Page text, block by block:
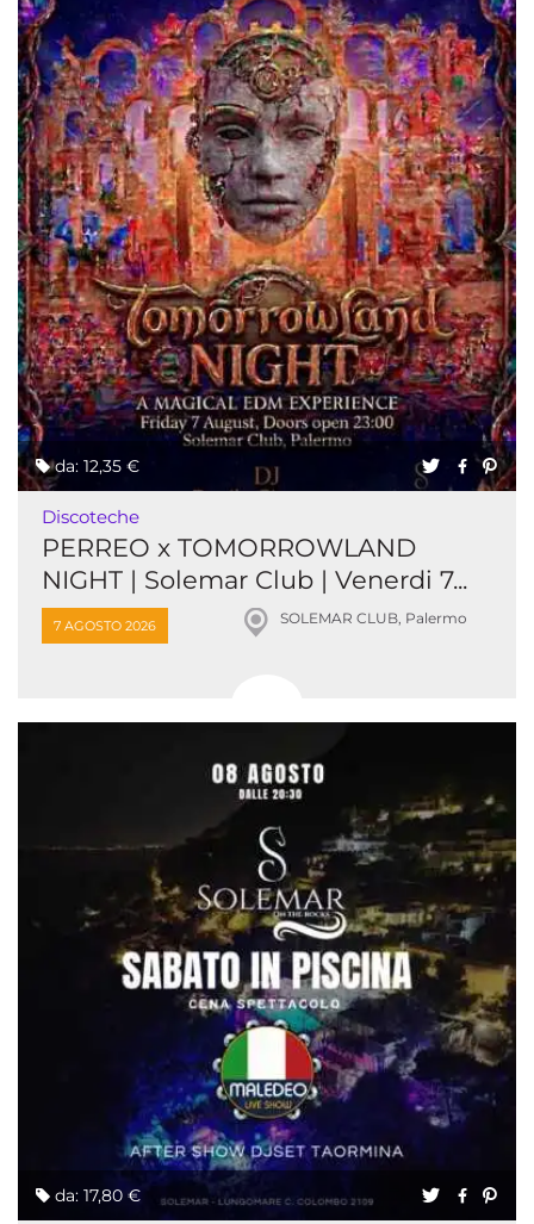
da: 12,35 €
Discoteche
PERREO x TOMORROWLAND
NIGHT | Solemar Club | Venerdi 7...
7 AGOSTO 2026 SOLEMAR CLUB, Palermo
da: 17,80 €